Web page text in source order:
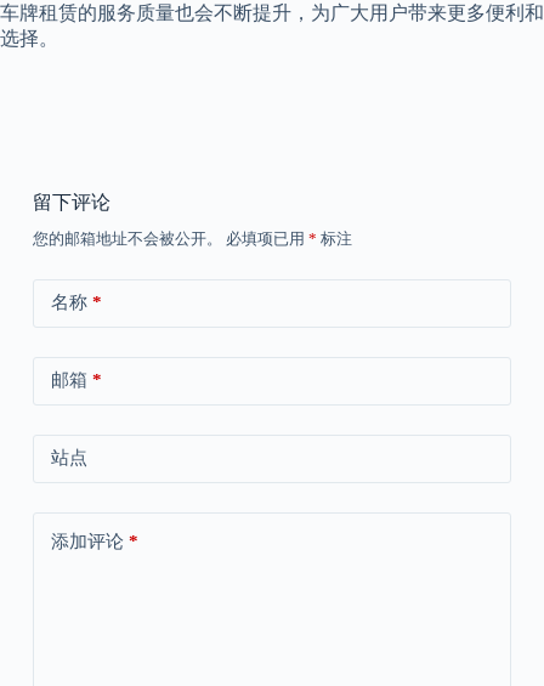
车牌租赁的服务质量也会不断提升，为广大用户带来更多便利和
选择。
留下评论
您的邮箱地址不会被公开。 必填项已用 * 标注
名称*
邮箱 *
站点
添加评论*